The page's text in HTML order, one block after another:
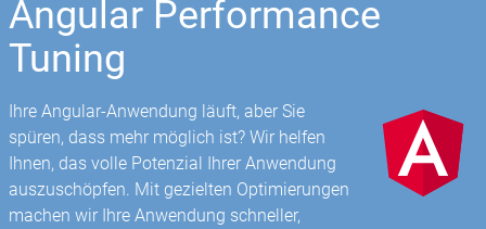
Angular Performance
Tuning
Ihre Angular-Anwendung läuft, aber Sie
spüren, dass mehr möglich ist? Wir helfen
Ihnen, das volle Potenzial Ihrer Anwendung
auszuschöpfen. Mit gezielten Optimierungen
machen wir Ihre Anwendung schneller,